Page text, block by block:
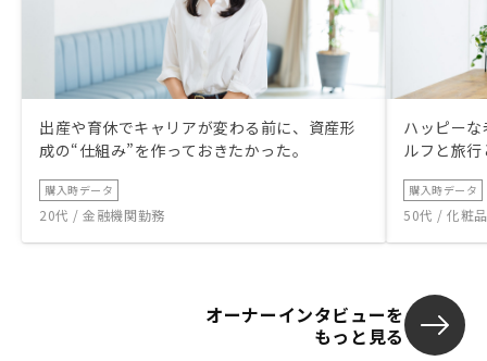
出産や育休でキャリアが変わる前に、資産形
成の“仕組み”を作っておきたかった。
購入時データ
20代 / 金融機関勤務
ハッピー
ルフと旅
購入時データ
50代 / 化粧
オーナーインタビューを
もっと見る